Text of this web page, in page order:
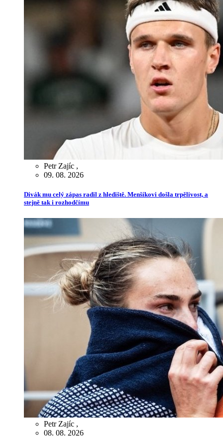
Petr Zajíc ,
09. 08. 2026
Divák mu celý zápas radil z hlediště. Menšíkovi došla trpělivost, a
stejně tak i rozhodčímu
Petr Zajíc ,
08. 08. 2026